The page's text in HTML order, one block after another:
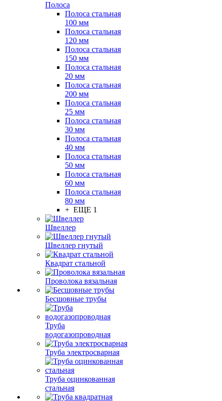
Полоса
Полоса стальная
100 мм
Полоса стальная
120 мм
Полоса стальная
150 мм
Полоса стальная
20 мм
Полоса стальная
200 мм
Полоса стальная
25 мм
Полоса стальная
30 мм
Полоса стальная
40 мм
Полоса стальная
50 мм
Полоса стальная
60 мм
Полоса стальная
80 мм
+ ЕЩЕ 1
Швеллер
Швеллер гнутый
Квадрат стальной
Проволока вязальная
Бесшовные трубы
Труба
водогазопроводная
Труба электросварная
Труба оцинкованная
стальная